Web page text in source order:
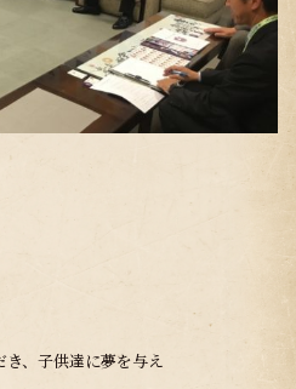
、子供達に夢を与え